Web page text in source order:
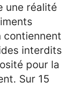
une réalité
contiennent
interdits
pour la
Sur 15